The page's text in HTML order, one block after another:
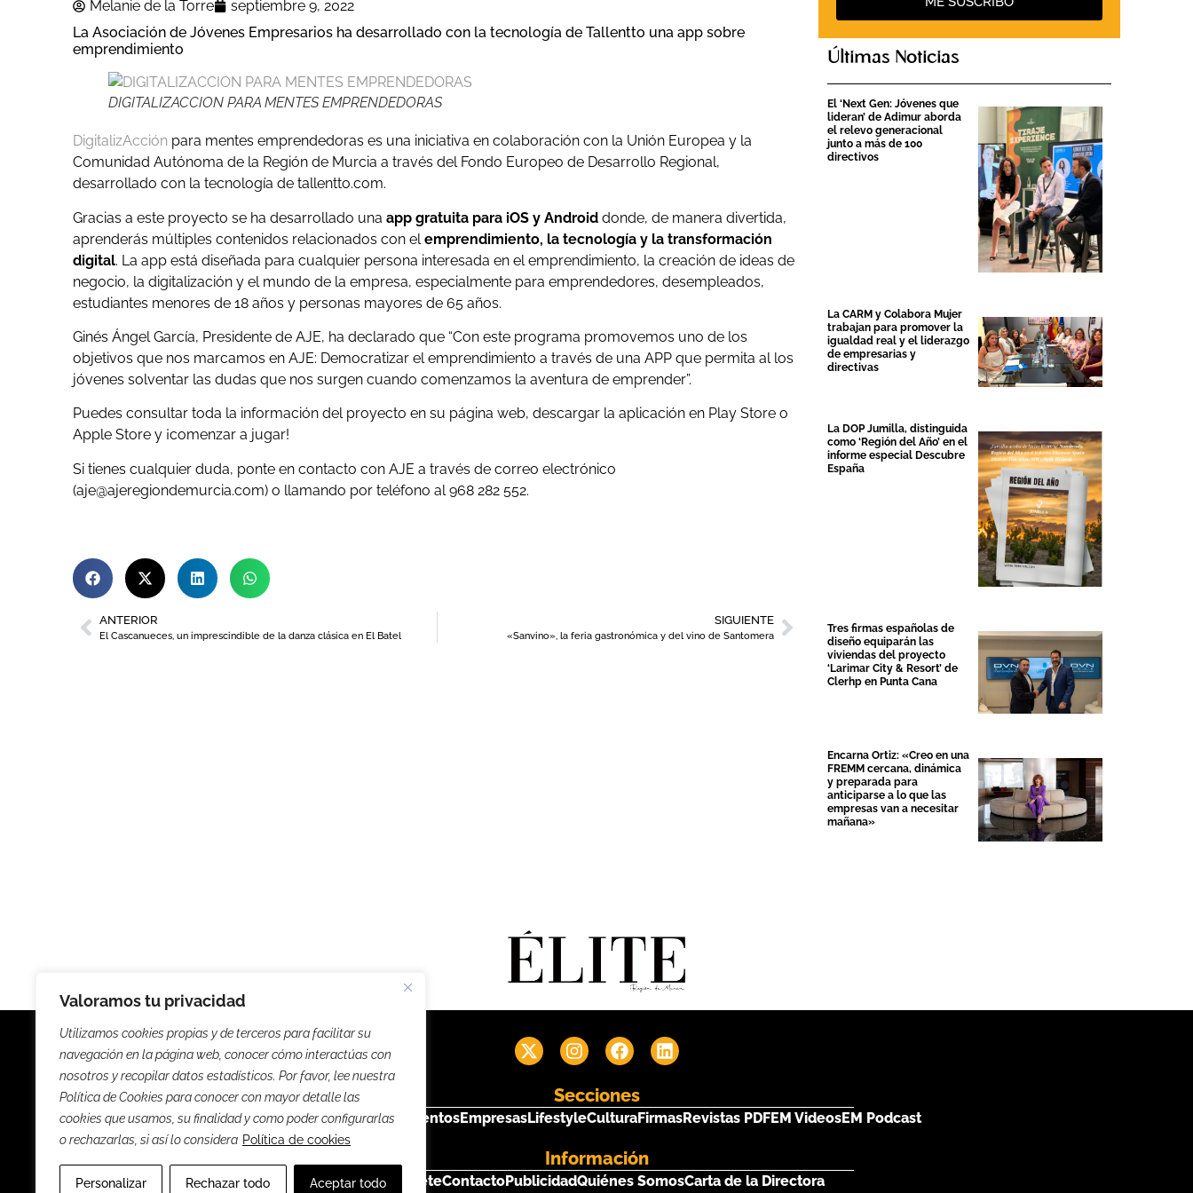
Valoramos tu privacidad
Utilizamos cookies propias y de terceros para facilitar su
navegación en la página web, conocer cómo interactúas con
nosotros y recopilar datos estadísticos. Por favor, lee nuestra
Política de Cookies para conocer con mayor detalle las
cookies que usamos, su finalidad y como poder configurarlas
o rechazarlas, si así lo considera Política de cookies
Personalizar Rechazar todo Aceptar todo
Melanie de la Torre
septiembre 9, 2022
La Asociación de Jóvenes Empresarios ha desarrollado con la tecnología de Tallentto una app sobre
emprendimiento
DIGITALIZACCION PARA MENTES EMPRENDEDORAS
DigitalizAcción para mentes emprendedoras es una iniciativa en colaboración con la Unión Europea y la
Comunidad Autónoma de la Región de Murcia a través del Fondo Europeo de Desarrollo Regional,
desarrollado con la tecnología de tallentto.com.
Gracias a este proyecto se ha desarrollado una app gratuita para iOS y Android donde, de manera divertida,
aprenderás múltiples contenidos relacionados con el emprendimiento, la tecnología y la transformación
digital. La app está diseñada para cualquier persona interesada en el emprendimiento, la creación de ideas de
negocio, la digitalización y el mundo de la empresa, especialmente para emprendedores, desempleados,
estudiantes menores de 18 años y personas mayores de 65 años.
Ginés Ángel García, Presidente de AJE, ha declarado que “Con este programa promovemos uno de los
objetivos que nos marcamos en AJE: Democratizar el emprendimiento a través de una APP que permita al los
jóvenes solventar las dudas que nos surgen cuando comenzamos la aventura de emprender”.
Puedes consultar toda la información del proyecto en su página web, descargar la aplicación en Play Store o
Apple Store y ¡comenzar a jugar!
Si tienes cualquier duda, ponte en contacto con AJE a través de correo electrónico
(aje@ajeregiondemurcia.com) o llamando por teléfono al 968 282 552.
ANTERIOR
El Cascanueces, un imprescindible de la danza clásica en El Batel
SIGUIENTE
«Sanvino», la feria gastronómica y del vino de Santomera
Últimas Noticias
El ‘Next Gen: Jóvenes que
lideran’ de Adimur aborda
el relevo generacional
junto a más de 100
directivos
La CARM y Colabora Mujer
trabajan para promover la
igualdad real y el liderazgo
de empresarias y
directivas
La DOP Jumilla, distinguida
como ‘Región del Año’ en el
informe especial Descubre
España
Tres firmas españolas de
diseño equiparán las
viviendas del proyecto
‘Larimar City & Resort’ de
Clerhp en Punta Cana
Encarna Ortiz: «Creo en una
FREMM cercana, dinámica
y preparada para
anticiparse a lo que las
empresas van a necesitar
mañana»
Secciones
NoticiasEntrevistas EventosEmpresasLifestyleCulturaFirmasRevistas PDFEM VideosEM Podcast
Información
SuscríbeteContactoPublicidadQuiénes SomosCarta de la Directora